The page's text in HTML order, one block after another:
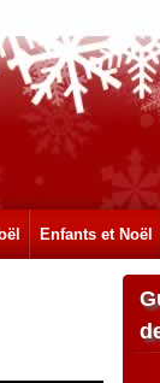
Enfants et Noël